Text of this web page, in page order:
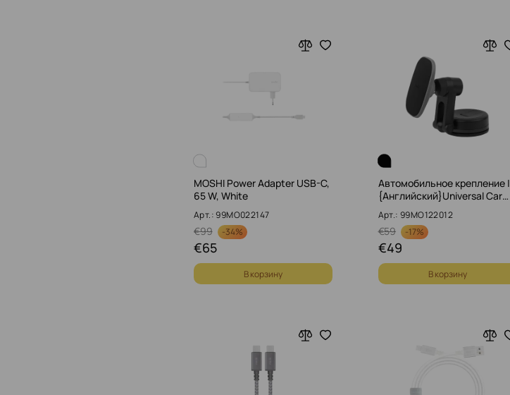
MOSHI Power Adapter USB-C,
65 W, White
Арт.: 99MO022147
99
€ -34%
65
€
В корзину
Автомобильное крепление |
{Английский}Universal Car…
Арт.: 99MO122012
59
€ -17%
49
€
В корзину